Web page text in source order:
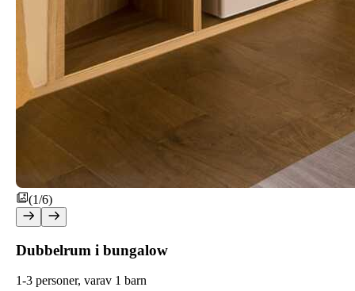
(1/6)
Dubbelrum i bungalow
1-3 personer, varav 1 barn